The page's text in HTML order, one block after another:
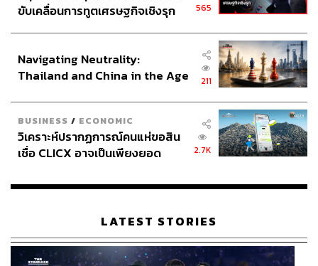
ขับเคลื่อนการทูตเศรษฐกิจเชิงรุก
565
Navigating Neutrality:
Thailand and China in the Age
211
BUSINESS / ECONOMIC
วิเคราะห์ปรากฏการณ์คนแห่ขอสิน
เชื่อ CLICX อาจเป็นเพียงยอด
เรือนไทยที่ถูกซุกไว้
2.7K
LATEST STORIES